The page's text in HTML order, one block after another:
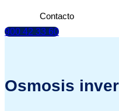
Contacto
900 42 33 60
Osmosis